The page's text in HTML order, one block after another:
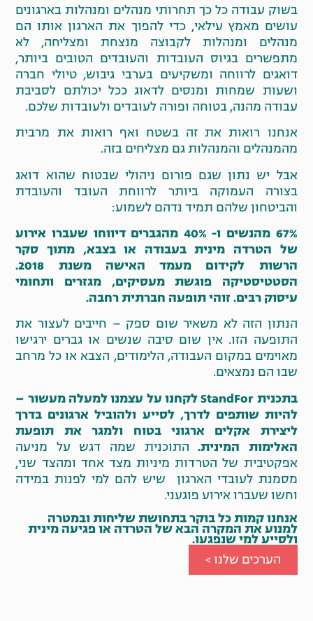
בשוק עבודה כל כך תחרותי מנהלים ומנהלות בארגונים
עושים מאמץ עילאי, כדי להפוך את הארגון אותו הם
מנהלים ומנהלות לקבוצה מנצחת ומצליחה, לא
מתפשרים בגיוס העובדות והעובדים הטובים ביותר,
דואגים לרווחה ומשקיעים בערבי גיבוש, טיולי חברה
ושעות שמחות ומנסים לדאוג ככל יכולתם לסביבת
עבודה מהנה, בטוחה ופורה לעובדים ולעובדות שלכם.
אנחנו רואות את זה בשטח ואף רואות את מרבית
מהמנהלים והמנהלות גם מצליחים בזה.
אבל יש נתון שגם פורום ניהולי שבטוח שהוא דואג
בצורה העמוקה ביותר לרווחת העובד והעובדת
והביטחון שלהם תמיד נדהם לשמוע:
67% מהנשים ו- 40% מהגברים דיווחו שעברו אירוע
של הטרדה מינית בעבודה או בצבא, מתוך סקר
הרשות לקידום מעמד האישה משנת 2018.
הסטטיסטיקה פוגשת מעסיקים, מגזרים ותחומי
עיסוק רבים. זוהי תופעה חברתית רחבה.
הנתון הזה לא משאיר שום ספק – חייבים לעצור את
התופעה הזו. אין שום סיבה שנשים או גברים ירגישו
מאוימים במקום העבודה, הלימודים, הצבא או כל מרחב
שבו הם נמצאים.
בתכנית StandFor לקחנו על עצמנו למעלה מעשור –
להיות שותפים לדרך, לסייע ולהוביל ארגונים בדרך
ליצירת אקלים ארגוני בטוח ולמגר את תופעת
האלימות המינית. התוכנית שמה דגש על מניעה
אפקטיבית של הטרדות מיניות מצד אחד ומהצד שני,
מסמנת לעובדי הארגון שיש להם למי לפנות במידה
וחשו שעברו אירוע פוגעני.
אנחנו קמות כל בוקר בתחושת שליחות ובמטרה
למנוע את המקרה הבא של הטרדה או פגיעה מינית
ולסייע למי שנפגעו.
הערכים שלנו >